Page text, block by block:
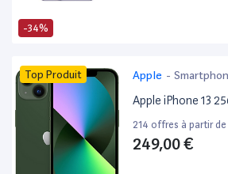
-34%
Top Produit Apple -
Apple iPhone 13
214 offres à partir de
249,00 €